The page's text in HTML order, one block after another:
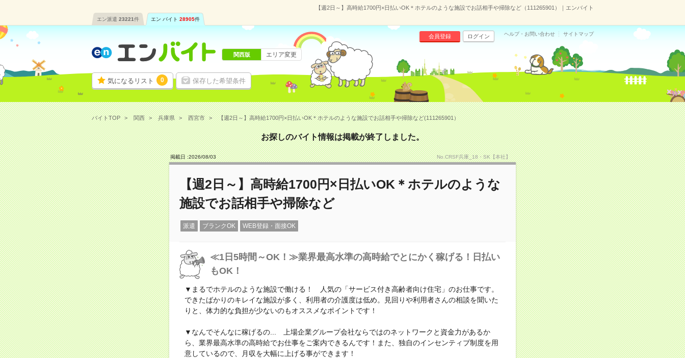
【週2日～】高時給1700円×日払いOK＊ホテルのような施設でお話相手や掃除など（111265901）｜エンバイト
エン派遣 23221件 エン バイト 28905件
気になるリスト 0 保存した希望条件
会員登録 ログイン ヘルプ・お問い合わせ サイトマップ
関西版 エリア変更
バイトTOP 関西 兵庫県 西宮市 【週2日～】高時給1700円×日払いOK＊ホテルのような施設でお話相手や掃除など(111265901）
お探しのバイト情報は掲載が終了しました。
掲載日 :2026/08/03 No.CRSF兵庫_18・SK【本社】
【週2日～】高時給1700円×日払いOK＊ホテルのような
施設でお話相手や掃除など
派遣 ブランクOK WEB登録・面接OK
≪1日5時間～OK！≫業界最高水準の高時給でとにかく稼げる！日払い
もOK！
▼まるでホテルのような施設で働ける！ 人気の「サービス付き高齢者向け住宅」のお仕事です。
できたばかりのキレイな施設が多く、利用者の介護度は低め。見回りや利用者さんの相談を聞いた
りと、体力的な負担が少ないのもオススメなポイントです！
▼なんでそんなに稼げるの... 上場企業グループ会社ならではのネットワークと資金力があるか
ら、業界最高水準の高時給でお仕事をご案内できるんです！また、独自のインセンティブ制度を用
意しているので、月収を大幅に上げる事ができます！